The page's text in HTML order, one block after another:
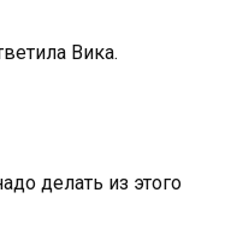
Вика.
делать из этого